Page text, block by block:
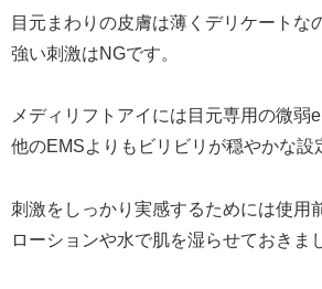
目元まわりの皮膚は薄くデリケートな
強い刺激はNGです。
メディリフトアイには目元専用の微弱
他のEMSよりもビリビリが穏やかな設
刺激をしっかり実感するためには使用
ローションや水で肌を湿らせておきま